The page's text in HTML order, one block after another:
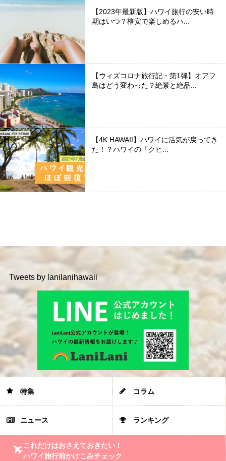
【2023年最新版】ハワイ旅行の安い時
期はいつ？格安で楽しめるハ...
【ウィズコロナ旅行記・第1弾】オアフ
島はどう変わった？絶景と絶品...
【4K HAWAII】ハワイに活気が戻ってき
た！？ハワイの「クヒ...
Tweets by lanilanihawaii
特集 コラム
ニュース ランキング
これだけはおさえておきたい！
ハワイ旅行前かけこみチェック